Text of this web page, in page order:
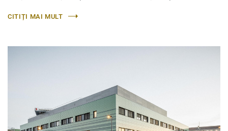
CITIȚI MAI MULT